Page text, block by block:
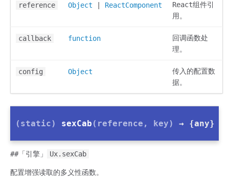
reference Object ReactComponent
React组件引
用。
callback function
回调函数处
理。
config Object
传入的配置数
据。
(static) sexCab (reference, key) → {any}
##「引擎」 Ux.sexCab
配置增强读取的多义性函数。